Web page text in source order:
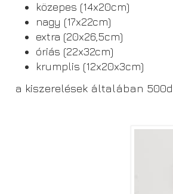
közepes (14x20cm)
nagy (17x22cm)
extra (20x26,5cm)
óriás (22x32cm)
krumplis (12x20x3cm)
a kiszerelések általában